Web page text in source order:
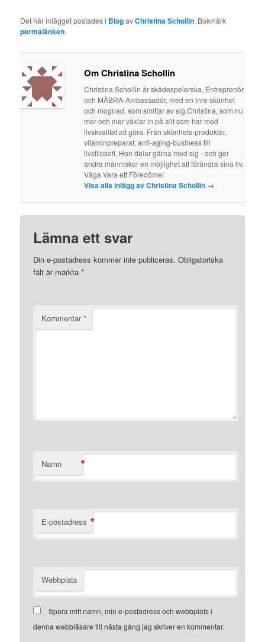
Det här inlägget postades i BlogavChristina Schollin. Bokmärk
permalänken.
Om Christina Schollin
Christina Schollin är skådespelerska, Entreprenör
och MÅBRA-Ambassadör, med en inre skönhet
och mognad, som smittar av sig.Christina, som nu
mer och mer växlar in på allt som har med
livskvalitet att göra. Från skönhets-produkter,
vitaminpreparat, anti-aging-business till
livsfilosofi. Hon delar gärna med sig - och ger
andra människor en möjlighet att förändra sina liv.
Våga Vara ett Föredöme!
Visa alla inlägg av Christina Schollin →
Lämna ett svar
Din e-postadress kommer inte publiceras. Obligatoriska
fält är märkta*
Kommentar*
Namn *
E-postadress *
Webbplats
Spara mitt namn, min e-postadress och webbplats i
denna webbläsare till nästa gång jag skriver en kommentar.